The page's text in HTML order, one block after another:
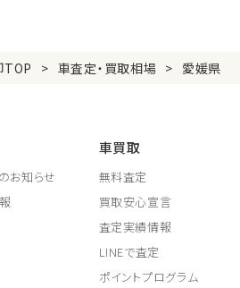
TOP 車査定・買取相場 愛媛県
お知らせ
車買取
無料査定
買取安心宣言
査定実績情報
LINEで査定
ポイントプログラム